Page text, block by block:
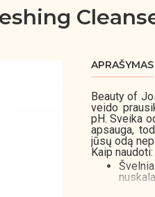
APRAŠYMAS
Beauty of
veido
pH. Sveika
apsauga,
jūsų odą
Kaip naudoti: